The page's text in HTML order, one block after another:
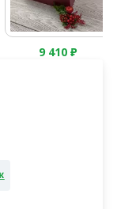
9 410₽